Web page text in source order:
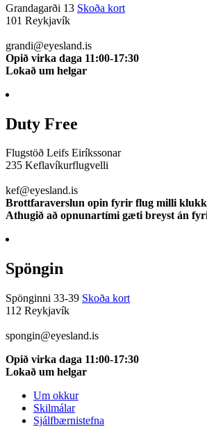
Grandagarði 13 Skoða kort
101 Reykjavík
grandi@eyesland.is
Opið virka daga 11:00-17:30
Lokað um helgar
Duty Free
Flugstöð Leifs Eiríkssonar
235 Keflavíkurflugvelli
kef@eyesland.is
Brottfaraverslun opin fyrir flug milli
Athugið að opnunartími gæti breyst án
Spöngin
Spönginni 33-39 Skoða kort
112 Reykjavík
spongin@eyesland.is
Opið virka daga 11:00-17:30
Lokað um helgar
Um okkur
Skilmálar
Sjálfbærnistefna